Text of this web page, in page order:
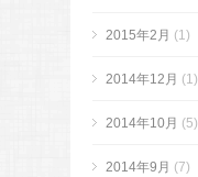
2015年2月 (1)
2014年12月 (1)
2014年10月 (5)
2014年9月 (7)